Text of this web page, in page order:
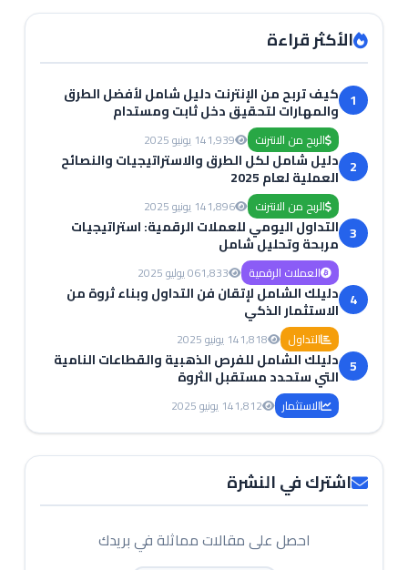
الأكثر قراءة
1 كيف تربح من الإنترنت دليل شامل لأفضل الطرق
والمهارات لتحقيق دخل ثابت ومستدام
الربح من الانترنت 1,93914 يونيو 2025
2 دليل شامل لكل الطرق والاستراتيجيات والنصائح
العملية لعام 2025
الربح من الانترنت 1,89614 يونيو 2025
3 التداول اليومي للعملات الرقمية: استراتيجيات
مربحة وتحليل شامل
العملات الرقمية 1,83306 يوليو 2025
4 دليلك الشامل لإتقان فن التداول وبناء ثروة من
الاستثمار الذكي
التداول 1,81814 يونيو 2025
5 دليلك الشامل للفرص الذهبية والقطاعات النامية
التي ستحدد مستقبل الثروة
الاستثمار 1,81214 يونيو 2025
اشترك في النشرة
احصل على مقالات مماثلة في بريدك